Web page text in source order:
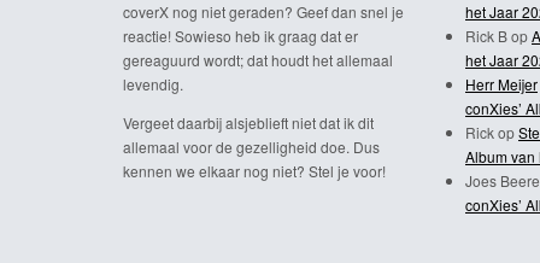
coverX nog niet geraden? Geef dan snel je
reactie! Sowieso heb ik graag dat er
gereaguurd wordt; dat houdt het allemaal
levendig.
Vergeet daarbij alsjeblieft niet dat ik dit
allemaal voor de gezelligheid doe. Dus
kennen we elkaar nog niet? Stel je voor!
het Jaar
Rick Bop
het Jaar
Herr Meijer
conXies’
Rickop
Album van
Joes
conXies’